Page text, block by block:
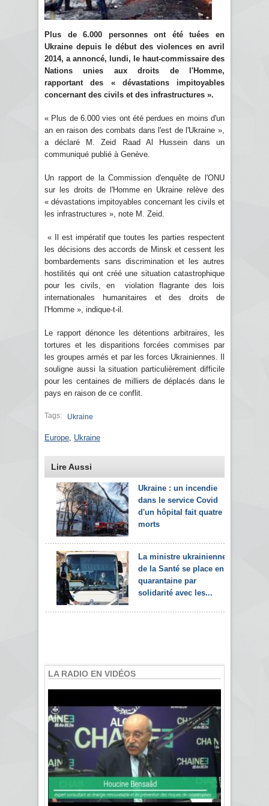
Plus de 6.000 personnes ont été tuées en
Ukraine depuis le début des violences en avril
2014, a annoncé, lundi, le haut-commissaire des
Nations unies aux droits de l'Homme,
rapportant des « dévastations impitoyables
concernant des civils et des infrastructures ».
« Plus de 6.000 vies ont été perdues en moins d'un
an en raison des combats dans l'est de l'Ukraine »,
a déclaré M. Zeid Raad Al Hussein dans un
communiqué publié à Genève.
Un rapport de la Commission d'enquête de l'ONU
sur les droits de l'Homme en Ukraine relève des
« dévastations impitoyables concernant les civils et
les infrastructures », note M. Zeid.
« Il est impératif que toutes les parties respectent
les décisions des accords de Minsk et cessent les
bombardements sans discrimination et les autres
hostilités qui ont créé une situation catastrophique
pour les civils, en violation flagrante des lois
internationales humanitaires et des droits de
l'Homme », indique-t-il.
Le rapport dénonce les détentions arbitraires, les
tortures et les disparitions forcées commises par
les groupes armés et par les forces Ukrainiennes. Il
souligne aussi la situation particulièrement difficile
pour les centaines de milliers de déplacés dans le
pays en raison de ce conflit.
Tags: Ukraine
Europe Ukraine
Lire Aussi
Ukraine : un incendie
dans le service Covid
d'un hôpital fait quatre
morts
La ministre ukrainienne
de la Santé se place en
quarantaine par
solidarité avec les...
LA RADIO EN VIDÉOS